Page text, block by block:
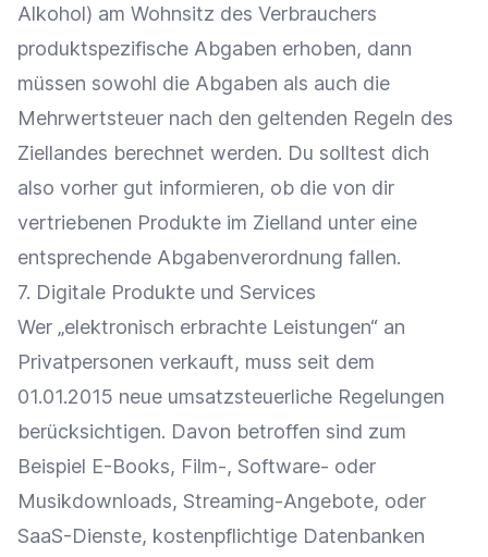
Alkohol) am Wohnsitz des Verbrauchers
produktspezifische Abgaben erhoben, dann
müssen sowohl die Abgaben als auch die
Mehrwertsteuer nach den geltenden Regeln des
Ziellandes berechnet werden. Du solltest dich
also vorher gut informieren, ob die von dir
vertriebenen Produkte im Zielland unter eine
entsprechende Abgabenverordnung fallen.
7. Digitale Produkte und Services
Wer „elektronisch erbrachte Leistungen“ an
Privatpersonen verkauft, muss seit dem
01.01.2015 neue umsatzsteuerliche Regelungen
berücksichtigen. Davon betroffen sind zum
Beispiel E-Books, Film-, Software- oder
Musikdownloads, Streaming-Angebote, oder
SaaS-Dienste, kostenpflichtige Datenbanken